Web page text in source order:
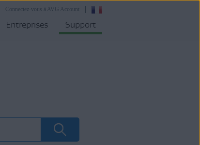
Connectez-vous à AVG Account
Entreprises Support